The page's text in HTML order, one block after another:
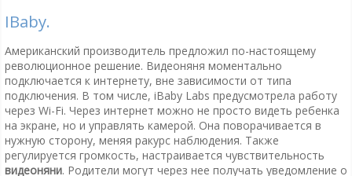
iBaby.
Американский производитель предложил по-настоящему
революционное решение. Видеоняня моментально
подключается к интернету, вне зависимости от типа
подключения. В том числе, iBaby Labs предусмотрела работу
через Wi-Fi. Через интернет можно не просто видеть ребенка
на экране, но и управлять камерой. Она поворачивается в
нужную сторону, меняя ракурс наблюдения. Также
регулируется громкость, настраивается чувствительность
видеоняни. Родители могут через нее получать уведомление о